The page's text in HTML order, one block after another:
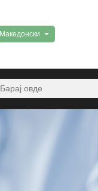
Македонски